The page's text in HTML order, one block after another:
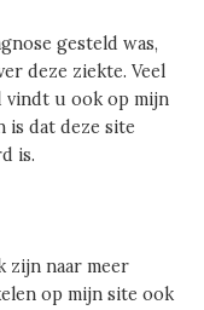
gesteld was,
deze ziekte. Veel
vindt u ook op mijn
is dat deze site
is.
zijn naar meer
op mijn site ook